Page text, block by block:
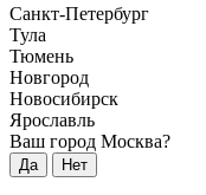
Санкт-Петербург
Тула
Тюмень
Новгород
Новосибирск
Ярославль
Ваш город Москва?
Да Нет